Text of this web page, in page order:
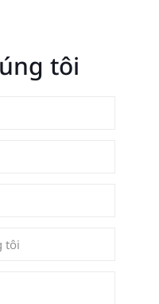
tôi